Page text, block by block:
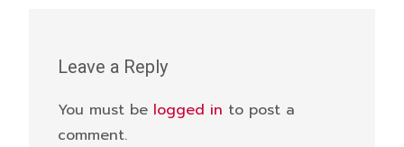
Leave a Reply
You must be logged in to post a
comment.